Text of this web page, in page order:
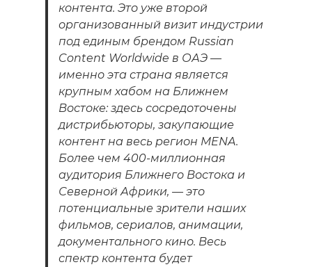
контента. Это уже второй
организованный визит индустрии
под единым брендом Russian
Content Worldwide в ОАЭ —
именно эта страна является
крупным хабом на Ближнем
Востоке: здесь сосредоточены
дистрибьюторы, закупающие
контент на весь регион MENA.
Более чем 400-миллионная
аудитория Ближнего Востока и
Северной Африки, — это
потенциальные зрители наших
фильмов, сериалов, анимации,
документального кино. Весь
спектр контента будет